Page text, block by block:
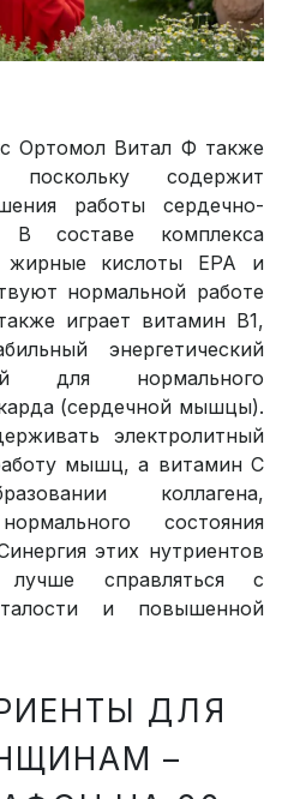
Ортомол Витал Ф также
поскольку содержит
работы сердечно-
В составе комплекса
жирные кислоты EPA и
нормальной работе
играет витамин B1,
энергетический
для нормального
(сердечной мышцы).
электролитный
мышц, а витамин C
коллагена,
состояния
этих нутриентов
лучше справляться с
и повышенной
ДЛЯ
–